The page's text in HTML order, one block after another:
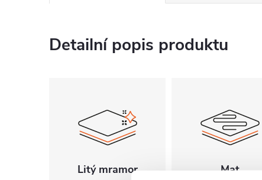
Detailní popis produktu
Litý mramor Mat